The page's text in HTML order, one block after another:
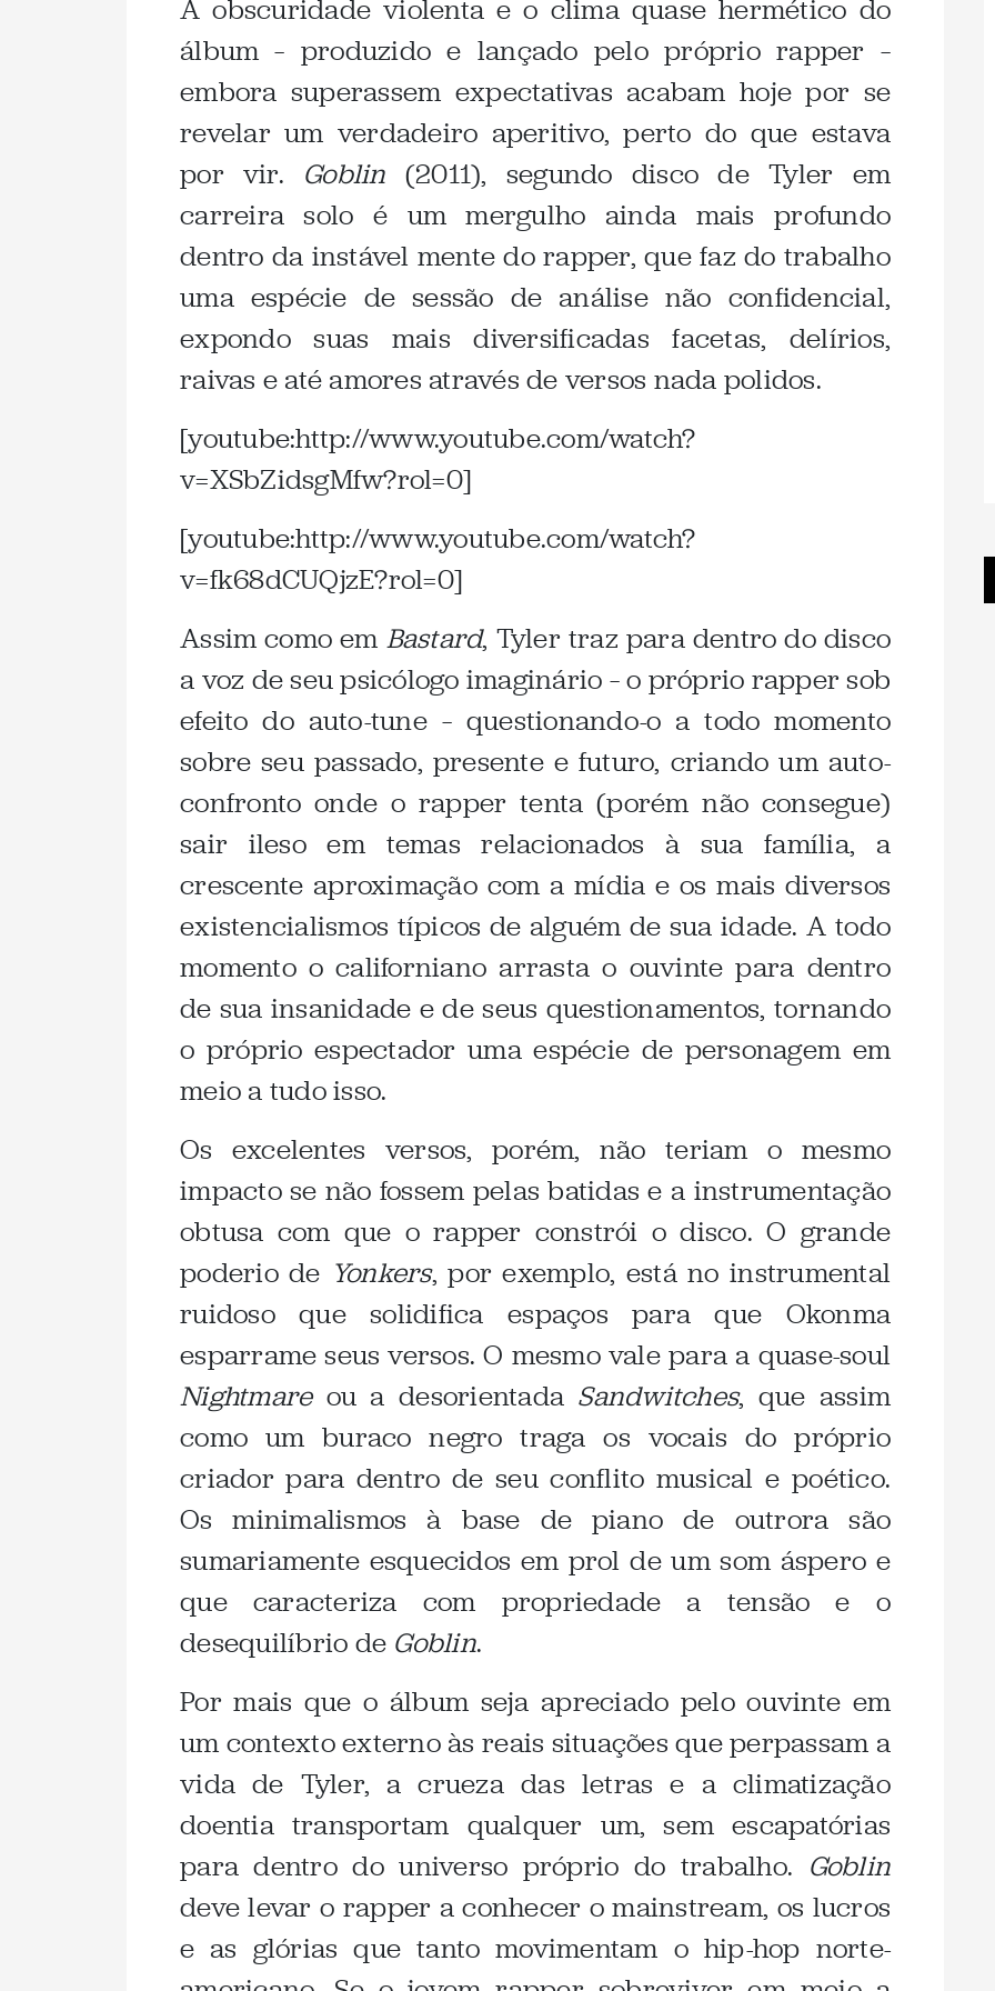
A obscuridade violenta e o clima quase hermético do
álbum – produzido e lançado pelo próprio rapper –
embora superassem expectativas acabam hoje por se
revelar um verdadeiro aperitivo, perto do que estava
por vir. Goblin (2011), segundo disco de Tyler em
carreira solo é um mergulho ainda mais profundo
dentro da instável mente do rapper, que faz do trabalho
uma espécie de sessão de análise não confidencial,
expondo suas mais diversificadas facetas, delírios,
raivas e até amores através de versos nada polidos.
[youtube:http://www.youtube.com/watch?
v=XSbZidsgMfw?rol=0]
[youtube:http://www.youtube.com/watch?
v=fk68dCUQjzE?rol=0]
Assim como em Bastard, Tyler traz para dentro do disco
a voz de seu psicólogo imaginário – o próprio rapper sob
efeito do auto-tune – questionando-o a todo momento
sobre seu passado, presente e futuro, criando um auto-
confronto onde o rapper tenta (porém não consegue)
sair ileso em temas relacionados à sua família, a
crescente aproximação com a mídia e os mais diversos
existencialismos típicos de alguém de sua idade. A todo
momento o californiano arrasta o ouvinte para dentro
de sua insanidade e de seus questionamentos, tornando
o próprio espectador uma espécie de personagem em
meio a tudo isso.
Os excelentes versos, porém, não teriam o mesmo
impacto se não fossem pelas batidas e a instrumentação
obtusa com que o rapper constrói o disco. O grande
poderio de Yonkers, por exemplo, está no instrumental
ruidoso que solidifica espaços para que Okonma
esparrame seus versos. O mesmo vale para a quase-soul
Nightmareou a desorientada Sandwitches, que assim
como um buraco negro traga os vocais do próprio
criador para dentro de seu conflito musical e poético.
Os minimalismos à base de piano de outrora são
sumariamente esquecidos em prol de um som áspero e
que caracteriza com propriedade a tensão e o
desequilíbrio de Goblin.
Por mais que o álbum seja apreciado pelo ouvinte em
um contexto externo às reais situações que perpassam a
vida de Tyler, a crueza das letras e a climatização
doentia transportam qualquer um, sem escapatórias
para dentro do universo próprio do trabalho. Goblin
deve levar o rapper a conhecer o mainstream, os lucros
e as glórias que tanto movimentam o hip-hop norte-